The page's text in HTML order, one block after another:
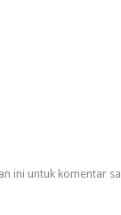
ini untuk komentar